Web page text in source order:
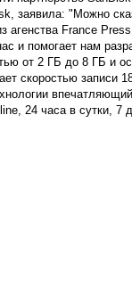
заявила: "Можно
агенства France
и помогает нам
от 2 ГБ до 8 ГБ и
скоростью записи
24 часа в сутки, 7